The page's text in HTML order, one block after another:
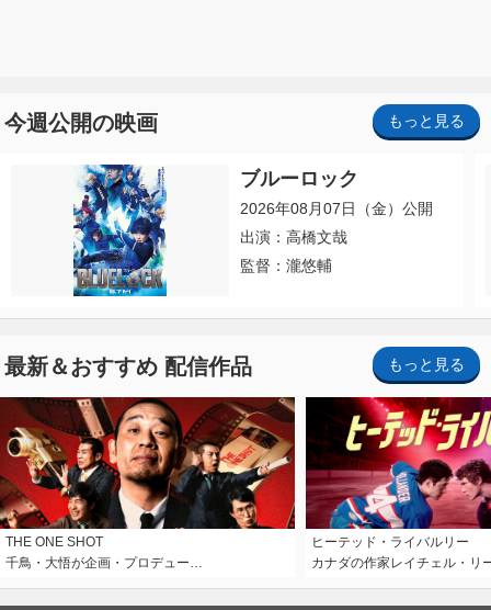
今週公開の映画 もっと見る
ブルーロック
2026年08月07日（金）公開
出演：高橋文哉
監督：瀧悠輔
最新＆おすすめ 配信作品 もっと見る
THE ONE SHOT
千鳥・大悟が企画・プロデュー…
ヒーテッド・ライバルリー
カナダの作家レイチェル・リ